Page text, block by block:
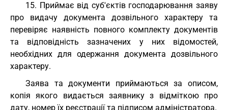
15. Приймає від суб'єктів господарювання заяву
про видачу документа дозвільного характеру та
перевіряє наявність повного комплекту документів
та відповідність зазначених у них відомостей,
необхідних для одержання документа дозвільного
характеру.
Заява та документи приймаються за описом,
копія якого видається заявнику з відміткою про
дату, номер їх реєстрації та підписом адміністратора.